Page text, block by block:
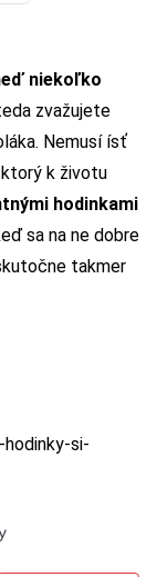
niekoľko
zvažujete
Nemusí ísť
k životu
hodinkami
sa na ne dobre
takmer
si-